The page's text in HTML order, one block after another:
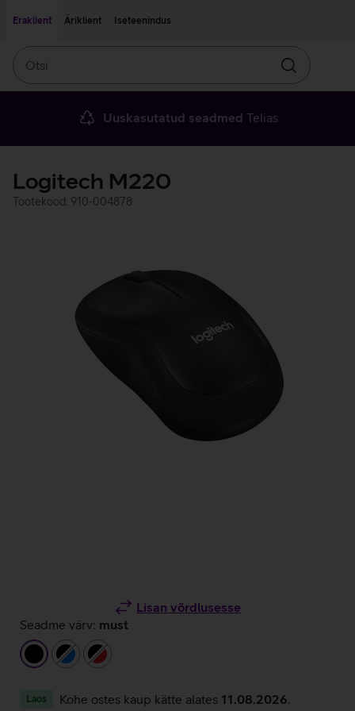
Eraklient
Äriklient Iseteenindus
Otsin
Uuskasutatud seadmed Telias
Logitech M220
Tootekood: 910-004878
Lisan võrdlusesse
Seadme värv: must
mustmust/sininemust/punane
Laos Kohe ostes kaup kätte alates 11.08.2026